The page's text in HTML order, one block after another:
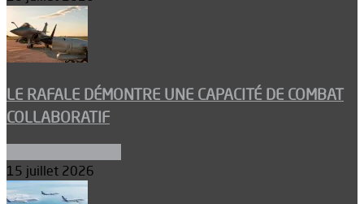
LE RAFALE DÉMONTRE UNE CAPACITÉ DE COMBAT
COLLABORATIF
15 juillet 2026